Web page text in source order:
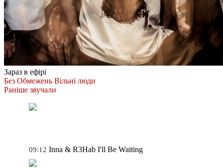
Зараз в ефірі
Без Обмежень Вільні люди
Раніше звучали
09:12 Inna & R3Hab I'll Be Waiting